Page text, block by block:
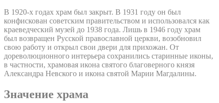
В 1920-х годах храм был закрыт. В 1931 году он был
конфискован советским правительством и использовался как
краеведческий музей до 1938 года. Лишь в 1946 году храм
был возвращен Русской православной церкви, возобновил
свою работу и открыл свои двери для прихожан. От
дореволюционного интерьера сохранились старинные иконы,
в частности, храмовая икона святого благоверного князя
Александра Невского и икона святой Марии Магдалины.
Значение храма